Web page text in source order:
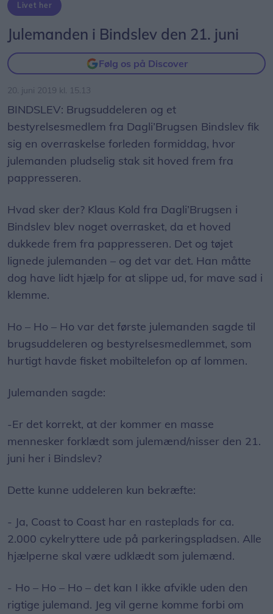
Livet her
Julemanden i Bindslev den 21. juni
Følg os på Discover
20. juni 2019 kl. 15.13
BINDSLEV: Brugsuddeleren og et
bestyrelsesmedlem fra Dagli’Brugsen Bindslev fik
sig en overraskelse forleden formiddag, hvor
julemanden pludselig stak sit hoved frem fra
pappresseren.
Hvad sker der? Klaus Kold fra Dagli’Brugsen i
Bindslev blev noget overrasket, da et hoved
dukkede frem fra pappresseren. Det og tøjet
lignede julemanden – og det var det. Han måtte
dog have lidt hjælp for at slippe ud, for mave sad i
klemme.
Ho – Ho – Ho var det første julemanden sagde til
brugsuddeleren og bestyrelsesmedlemmet, som
hurtigt havde fisket mobiltelefon op af lommen.
Julemanden sagde:
-Er det korrekt, at der kommer en masse
mennesker forklædt som julemænd/nisser den 21.
juni her i Bindslev?
Dette kunne uddeleren kun bekræfte:
- Ja, Coast to Coast har en rasteplads for ca.
2.000 cykelryttere ude på parkeringspladsen. Alle
hjælperne skal være udklædt som julemænd.
- Ho – Ho – Ho – det kan I ikke afvikle uden den
rigtige julemand. Jeg vil gerne komme forbi om